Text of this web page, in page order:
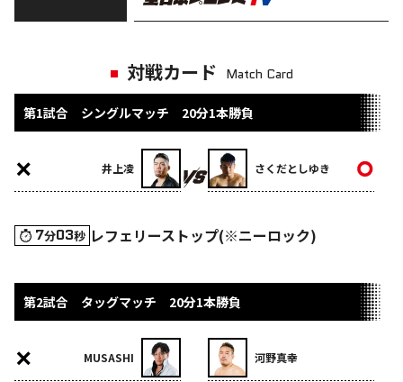
対戦カード Match Card
第1試合 シングルマッチ 20分1本勝負
井上凌 さくだとしゆき
7分03秒 レフェリーストップ(※ニーロック)
第2試合 タッグマッチ 20分1本勝負
MUSASHI 河野真幸